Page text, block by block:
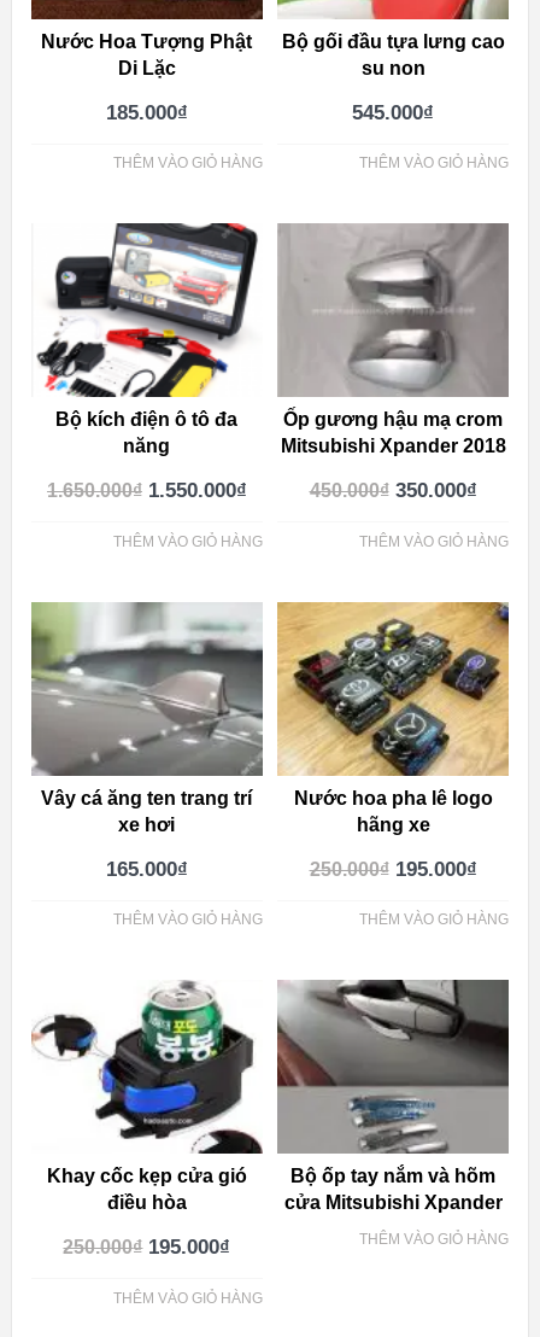
Nước Hoa Tượng Phật
Di Lặc
185.000₫
THÊM VÀO GIỎ HÀNG
Bộ gối đầu tựa lưng cao
su non
545.000₫
THÊM VÀO GIỎ HÀNG
Bộ kích điện ô tô đa
năng
1.650.000₫ 1.550.000₫
THÊM VÀO GIỎ HÀNG
Ốp gương hậu mạ crom
Mitsubishi Xpander 2018
450.000₫ 350.000₫
THÊM VÀO GIỎ HÀNG
Vây cá ăng ten trang trí
xe hơi
165.000₫
THÊM VÀO GIỎ HÀNG
Nước hoa pha lê logo
hãng xe
250.000₫ 195.000₫
THÊM VÀO GIỎ HÀNG
Khay cốc kẹp cửa gió
điều hòa
250.000₫ 195.000₫
THÊM VÀO GIỎ HÀNG
Bộ ốp tay nắm và hõm
cửa Mitsubishi Xpander
THÊM VÀO GIỎ HÀNG